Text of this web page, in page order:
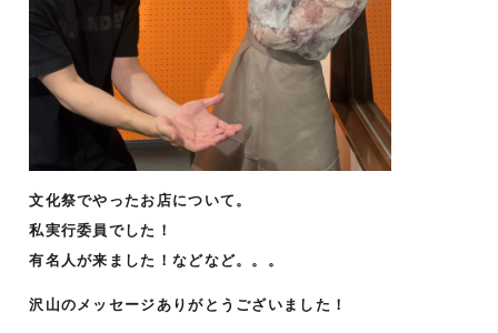
文化祭でやったお店について。
私実行委員でした！
有名人が来ました！などなど。。。
沢山のメッセージありがとうございました！